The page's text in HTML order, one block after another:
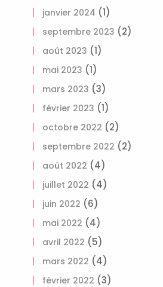
janvier 2024 (1)
septembre 2023 (2)
août 2023 (1)
mai 2023 (1)
mars 2023 (3)
février 2023 (1)
octobre 2022 (2)
septembre 2022 (2)
août 2022 (4)
juillet 2022 (4)
juin 2022 (6)
mai 2022 (4)
avril 2022 (5)
mars 2022 (4)
février 2022 (3)